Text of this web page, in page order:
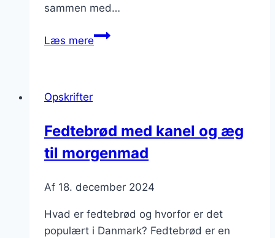
sammen med…
Læs mereFedtebrød
Opskrifter
Fedtebrød med kanel og æg
til morgenmad
Af 18. december 2024
Hvad er fedtebrød og hvorfor er det
populært i Danmark? Fedtebrød er en